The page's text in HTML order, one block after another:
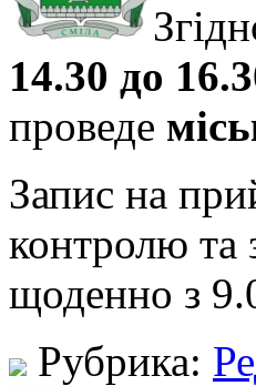
14.30 до
проведе
Запис на
контролю та
щоденно з
Рубрика: